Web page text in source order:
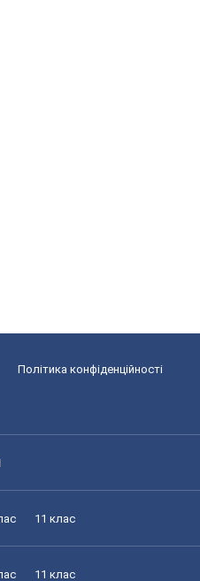
Політика конфіденційності
11 клас
11 клас